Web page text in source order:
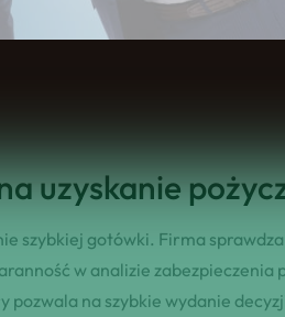
opiera się na analizie
z tej formy finansowania.
uzyskanie
szybkiej gotówki. Firma
w analizie
na szybkie wydanie